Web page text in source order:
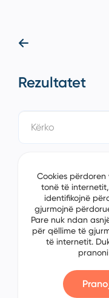
Rezultatet
Cookies
tonë të
identifikojnë
gjurmojnë
Pare nuk ndan
për qëllime të
të internetit.